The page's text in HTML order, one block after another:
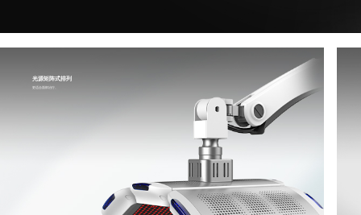
光源矩阵式排列
更适合面部治疗。